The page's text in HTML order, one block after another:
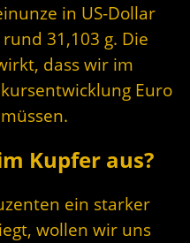
in US-Dollar
31,103 g. Die
dass wir im
Euro
Kupfer aus?
ein starker
wollen wir uns